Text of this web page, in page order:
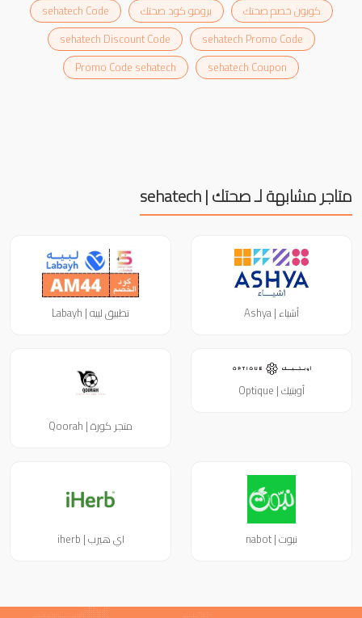
كوبون خصم صحتك
برومو كود صحتك
sehatech Code
sehatech Promo Code
sehatech Discount Code
sehatech Coupon
Promo Code sehatech
متاجر مشابهة لـ صحتك | sehatech
أشياء | Ashya تطبيق لبيه | Labayh
أوبتيك | Optique
متجر كورة | Qoorah
نبوت | nabot اي هيرب | iherb